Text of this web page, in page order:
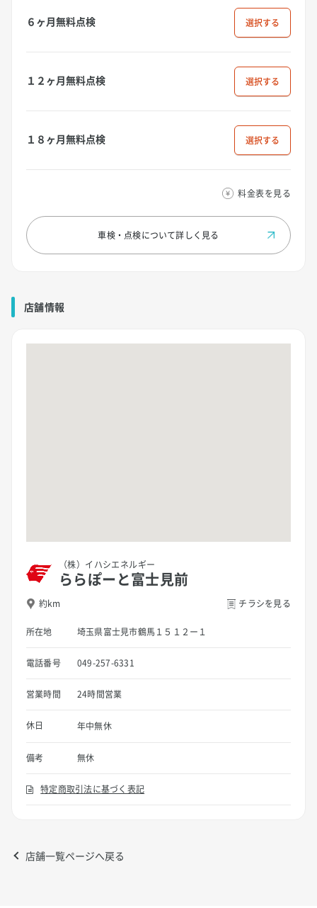
６ヶ月無料点検 選択
１２ヶ月無料点検 選択
１８ヶ月無料点検 選択
料金表を見る
車検・点検について詳しく見る
店舗情報
（株）イハシエネルギー
ららぽーと富士見前
約km チラシを見る
所在地 埼玉県富士見市鶴馬１５１２ー１
電話番号 049-257-6331
営業時間 24時間営業
休日 年中無休
備考 無休
特定商取引法に基づく表記
店舗一覧ページへ戻る